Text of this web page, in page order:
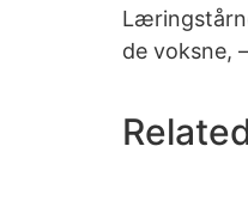
de voksne,